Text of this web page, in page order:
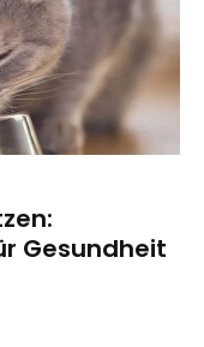
Gesundheit